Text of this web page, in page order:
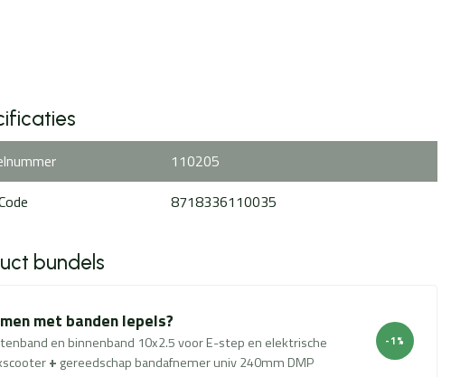
110205
8718336110035
bundels
met banden lepels?
en binnenband 10x2.5 voor E-step en elektrische
+ gereedschap bandafnemer univ 240mm DMP
-1%